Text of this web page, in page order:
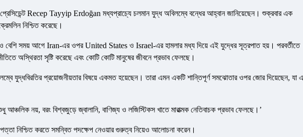
Recep Tayyip Erdoğan মধ্যপ্রাচ্যে চলমান যুদ্ধ অবিলম্বে বন্ধের আহ্বান জানিয়েছেন। শুক্রবার এক
নিশ্চিত করেছে।
বেশি সময় আগে Iran-এর ওপর United States ও Israel-এর হামলার মধ্য দিয়ে এই যুদ্ধের সূত্রপাত হয়। পরবর্তীতে
অস্থিরতা সৃষ্টি করেছে এবং কোটি কোটি মানুষের জীবনে প্রভাব ফেলছে।
যুদ্ধবিরতির প্রয়োজনীয়তার বিষয়ে একমত হয়েছেন। তারা এমন একটি শান্তিপূর্ণ সমঝোতার ওপর জোর দিয়েছেন, যা এ
নয়, বরং বিশ্বজুড়ে জ্বালানি, বাণিজ্য ও লজিস্টিকস খাতে মারাত্মক নেতিবাচক প্রভাব ফেলছে।’
নিশ্চিত করতে সমন্বিত পদক্ষেপ নেওয়ার গুরুত্ব নিয়েও আলোচনা করেন।